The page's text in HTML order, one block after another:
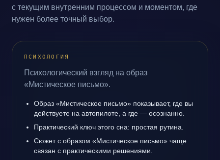
с текущим внутренним процессом и моментом, где
нужен более точный выбор.
ПСИХОЛОГИЯ
Психологический взгляд на образ
«Мистическое письмо».
Образ «Мистическое письмо» показывает, где вы
действуете на автопилоте, а где — осознанно.
Практический ключ этого сна: простая рутина.
Сюжет с образом «Мистическое письмо» чаще
связан с практическими решениями.